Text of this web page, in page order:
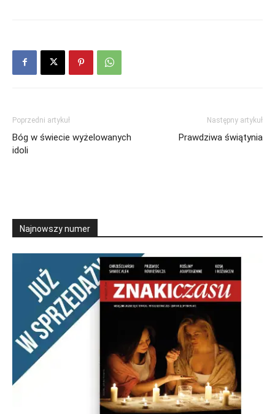
Poprzedni artykuł
Bóg w świecie wyżelowanych
idoli
Następny artykuł
Prawdziwa świątynia
Najnowszy numer